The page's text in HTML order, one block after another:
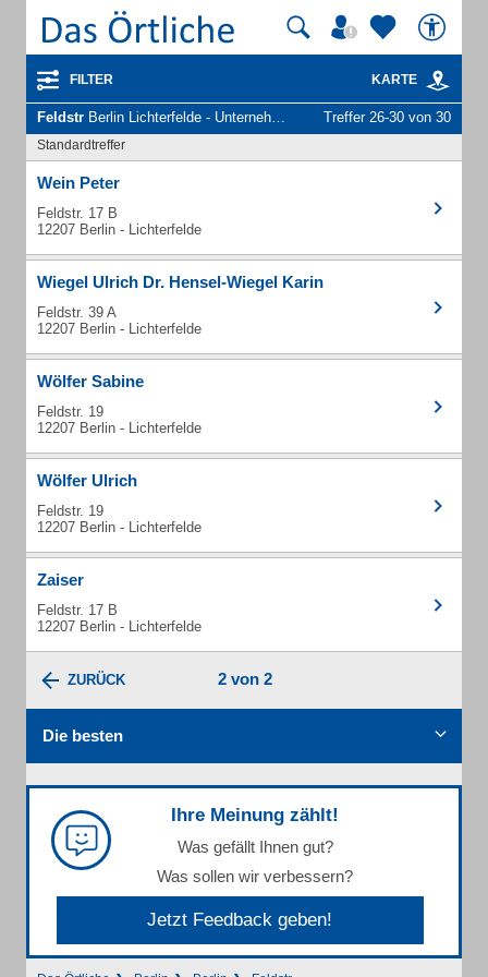
FILTER KARTE
Feldstr Berlin Lichterfelde - Unternehmen und Personen Treffer 26-30 von 30
Standardtreffer
Wein Peter
Feldstr. 17 B
12207 Berlin - Lichterfelde
Wiegel Ulrich Dr. Hensel-Wiegel Karin
Feldstr. 39 A
12207 Berlin - Lichterfelde
Wölfer Sabine
Feldstr. 19
12207 Berlin - Lichterfelde
Wölfer Ulrich
Feldstr. 19
12207 Berlin - Lichterfelde
Zaiser
Feldstr. 17 B
12207 Berlin - Lichterfelde
ZURÜCK 2 von 2
Die besten
Ihre Meinung zählt!
Was gefällt Ihnen gut?
Was sollen wir verbessern?
Jetzt Feedback geben!